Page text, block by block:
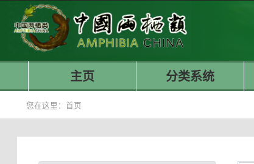
主页 分类系统
您在这里：首页